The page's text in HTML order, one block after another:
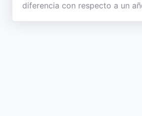
diferencia con respecto a un